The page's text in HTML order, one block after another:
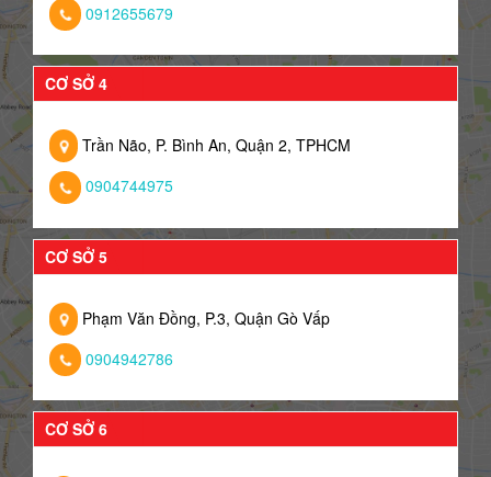
0912655679
CƠ SỞ 4
Trần Não, P. Bình An, Quận 2, TPHCM
0904744975
CƠ SỞ 5
Phạm Văn Đồng, P.3, Quận Gò Vấp
0904942786
CƠ SỞ 6